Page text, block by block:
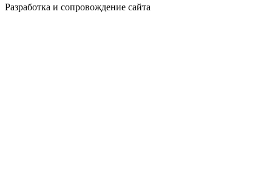
Разработка и сопровождение сайта